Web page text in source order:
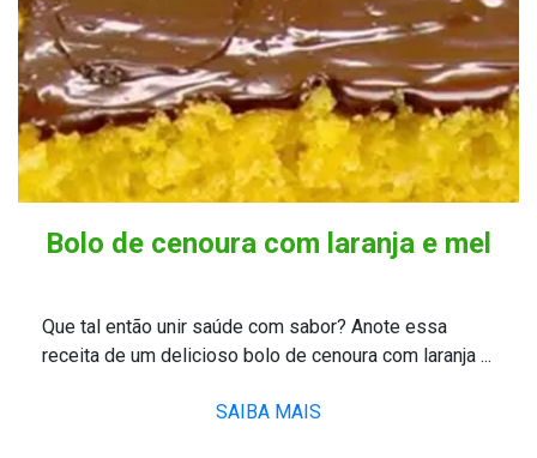
Bolo de cenoura com laranja e mel
Que tal então unir saúde com sabor? Anote essa
receita de um delicioso bolo de cenoura com laranja ...
SAIBA MAIS